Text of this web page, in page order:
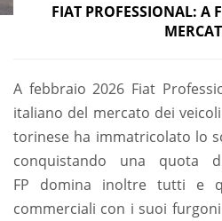
FIAT PROFESSIONAL: A
A febbraio 2026 Fiat
italiano del mercato dei
torinese ha immatricolato lo
conquistando una quota
FP domina inoltre tutti e
commerciali con i suoi